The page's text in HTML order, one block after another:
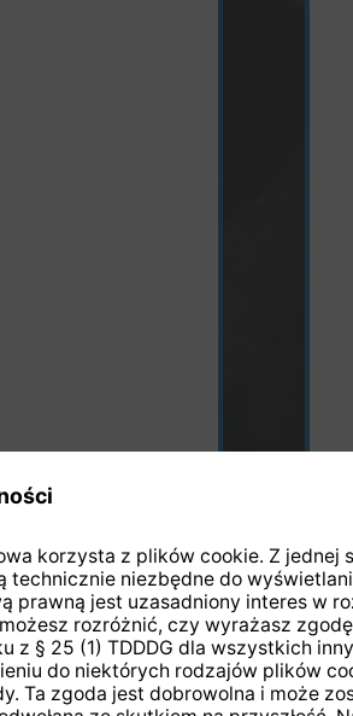
(Ta opcja